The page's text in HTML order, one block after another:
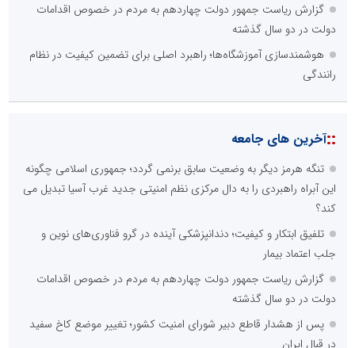
گزارش ریاست جمهور دولت چهاردهم به مردم در خصوص اقدامات
دولت در دو سال گذشته
هوشمندسازی آموزشگاه‌ها؛ راهبرد اصلی برای تضمین کیفیت در نظام
رانندگی
::آخرین های جامعه
تنگه هرمز دیگر به وضعیت سابق برنمی گردد؛ جمهوری اسلامی چگونه
این آبراه راهبردی را به دال مرکزی نظم امنیتی جدید غرب آسیا تبدیل می
کند؟
تلفیق ابتکار و کیفیت؛ دندانپزشکی آینده در گرو فناوری‌های نوین و
جلب اعتماد بیمار
گزارش ریاست جمهور دولت چهاردهم به مردم در خصوص اقدامات
دولت در دو سال گذشته
پس از هشدار قاطع دبیر شورای امنیت کشور؛ تغییر موضع کاخ سفید
در قبال ایران